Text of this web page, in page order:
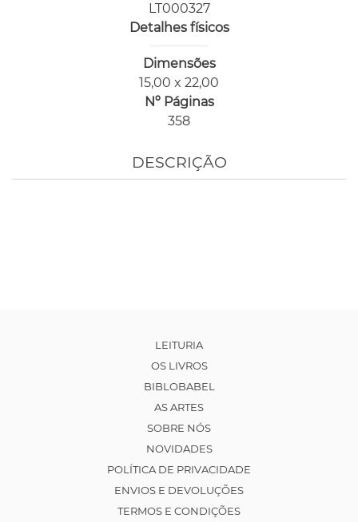
LT000327
Detalhes físicos
Dimensões
15,00 x 22,00
Nº Páginas
358
DESCRIÇÃO
LEITURIA
OS LIVROS
BIBLOBABEL
AS ARTES
SOBRE NÓS
NOVIDADES
POLÍTICA DE PRIVACIDADE
ENVIOS E DEVOLUÇÕES
TERMOS E CONDIÇÕES